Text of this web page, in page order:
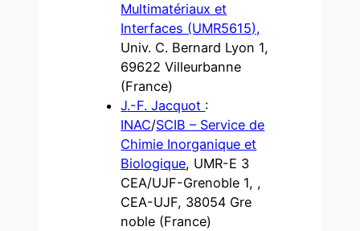
Multimatériaux et
Interfaces (UMR5615),
Univ. C. Bernard Lyon 1,
69622 Villeurbanne
(France)
J.-F. Jacquot :
INAC/SCIB – Service de
Chimie Inorganique et
Biologique, UMR-E 3
CEA/UJF-Grenoble 1, ,
CEA-UJF, 38054 Gre
noble (France)